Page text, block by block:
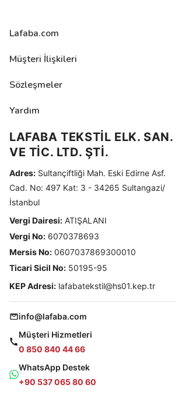
Lafaba.com
Müşteri İlişkileri
Sözleşmeler
Yardım
LAFABA TEKSTİL ELK. SAN.
VE TİC. LTD. ŞTİ.
Adres: Sultançiftliği Mah. Eski Edirne Asf.
Cad. No: 497 Kat: 3 - 34265 Sultangazi/
İstanbul
Vergi Dairesi: ATIŞALANI
Vergi No: 6070378693
Mersis No: 0607037869300010
Ticari Sicil No: 50195-95
KEP Adresi: lafabatekstil@hs01.kep.tr
info@lafaba.com
Müşteri Hizmetleri
0 850 840 44 66
WhatsApp Destek
+90 537 065 80 60